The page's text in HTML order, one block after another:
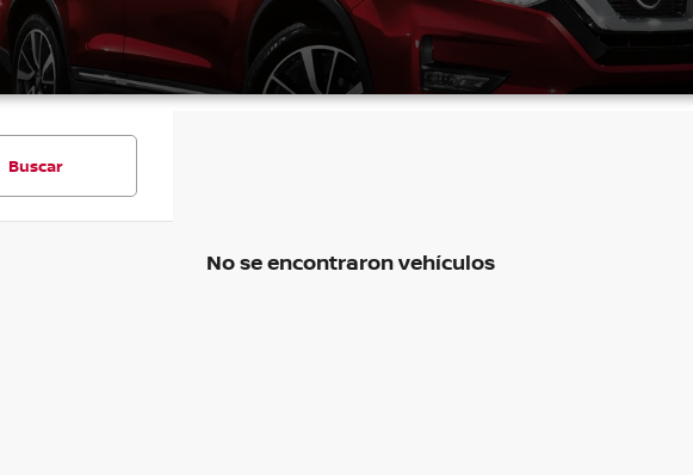
Buscar
No se encontraron vehículos